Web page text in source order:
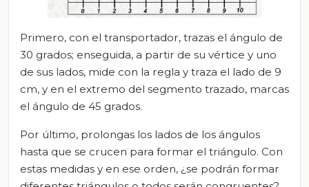
Primero, con el transportador, trazas el ángulo de
30 grados; enseguida, a partir de su vértice y uno
de sus lados, mide con la regla y traza el lado de 9
cm, y en el extremo del segmento trazado, marcas
el ángulo de 45 grados.
Por último, prolongas los lados de los ángulos
hasta que se crucen para formar el triángulo. Con
estas medidas y en ese orden, ¿se podrán formar